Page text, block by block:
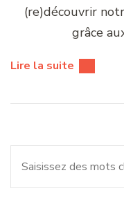
(re)découvrir
grâce
Lire la suite